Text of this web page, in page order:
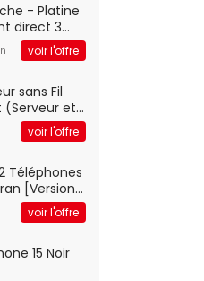
- Platine
direct 3
min) avec
USB
voir l'offre
sans Fil
(Serveur et
Mode Point
voir l'offre
Téléphones
[Version
voir l'offre
15 Noir